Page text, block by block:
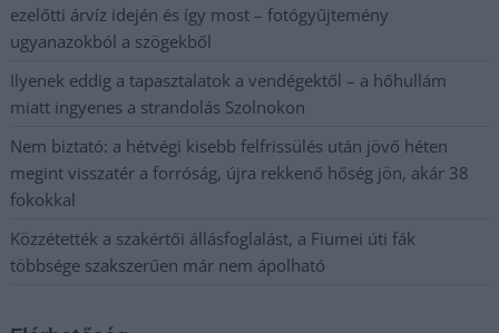
ezelőtti árvíz idején és így most – fotógyűjtemény
ugyanazokból a szögekből
Ilyenek eddig a tapasztalatok a vendégektől – a hőhullám
miatt ingyenes a strandolás Szolnokon
Nem biztató: a hétvégi kisebb felfrissülés után jövő héten
megint visszatér a forróság, újra rekkenő hőség jön, akár 38
fokokkal
Közzétették a szakértői állásfoglalást, a Fiumei úti fák
többsége szakszerűen már nem ápolható